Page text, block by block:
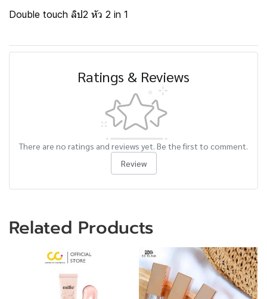
Double touch ลิป2 หัว 2 in 1
Ratings & Reviews
There are no ratings and reviews yet. Be the first to comment.
Review
Related Products